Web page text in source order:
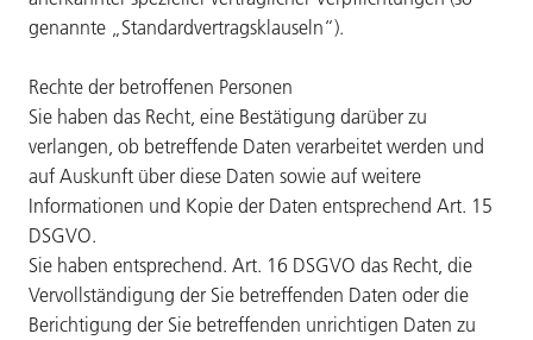
genannte „Standardvertragsklauseln“).
Rechte der betroffenen Personen
Sie haben das Recht, eine Bestätigung darüber zu
verlangen, ob betreffende Daten verarbeitet werden und
auf Auskunft über diese Daten sowie auf weitere
Informationen und Kopie der Daten entsprechend Art. 15
DSGVO.
Sie haben entsprechend. Art. 16 DSGVO das Recht, die
Vervollständigung der Sie betreffenden Daten oder die
Berichtigung der Sie betreffenden unrichtigen Daten zu